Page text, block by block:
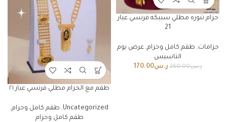
حزام تنوره مطلي سبيكه فرنسي عيار
21
حزامات, طقم كامل وحزام,عرض يوم
التاسيس
ر.س260.00 ر.س170.00
طقم مع الحزام مطلي فرنسي عيار ٢١
Uncategorized
, طقم كامل وحزام,
طقم كامل وحزام